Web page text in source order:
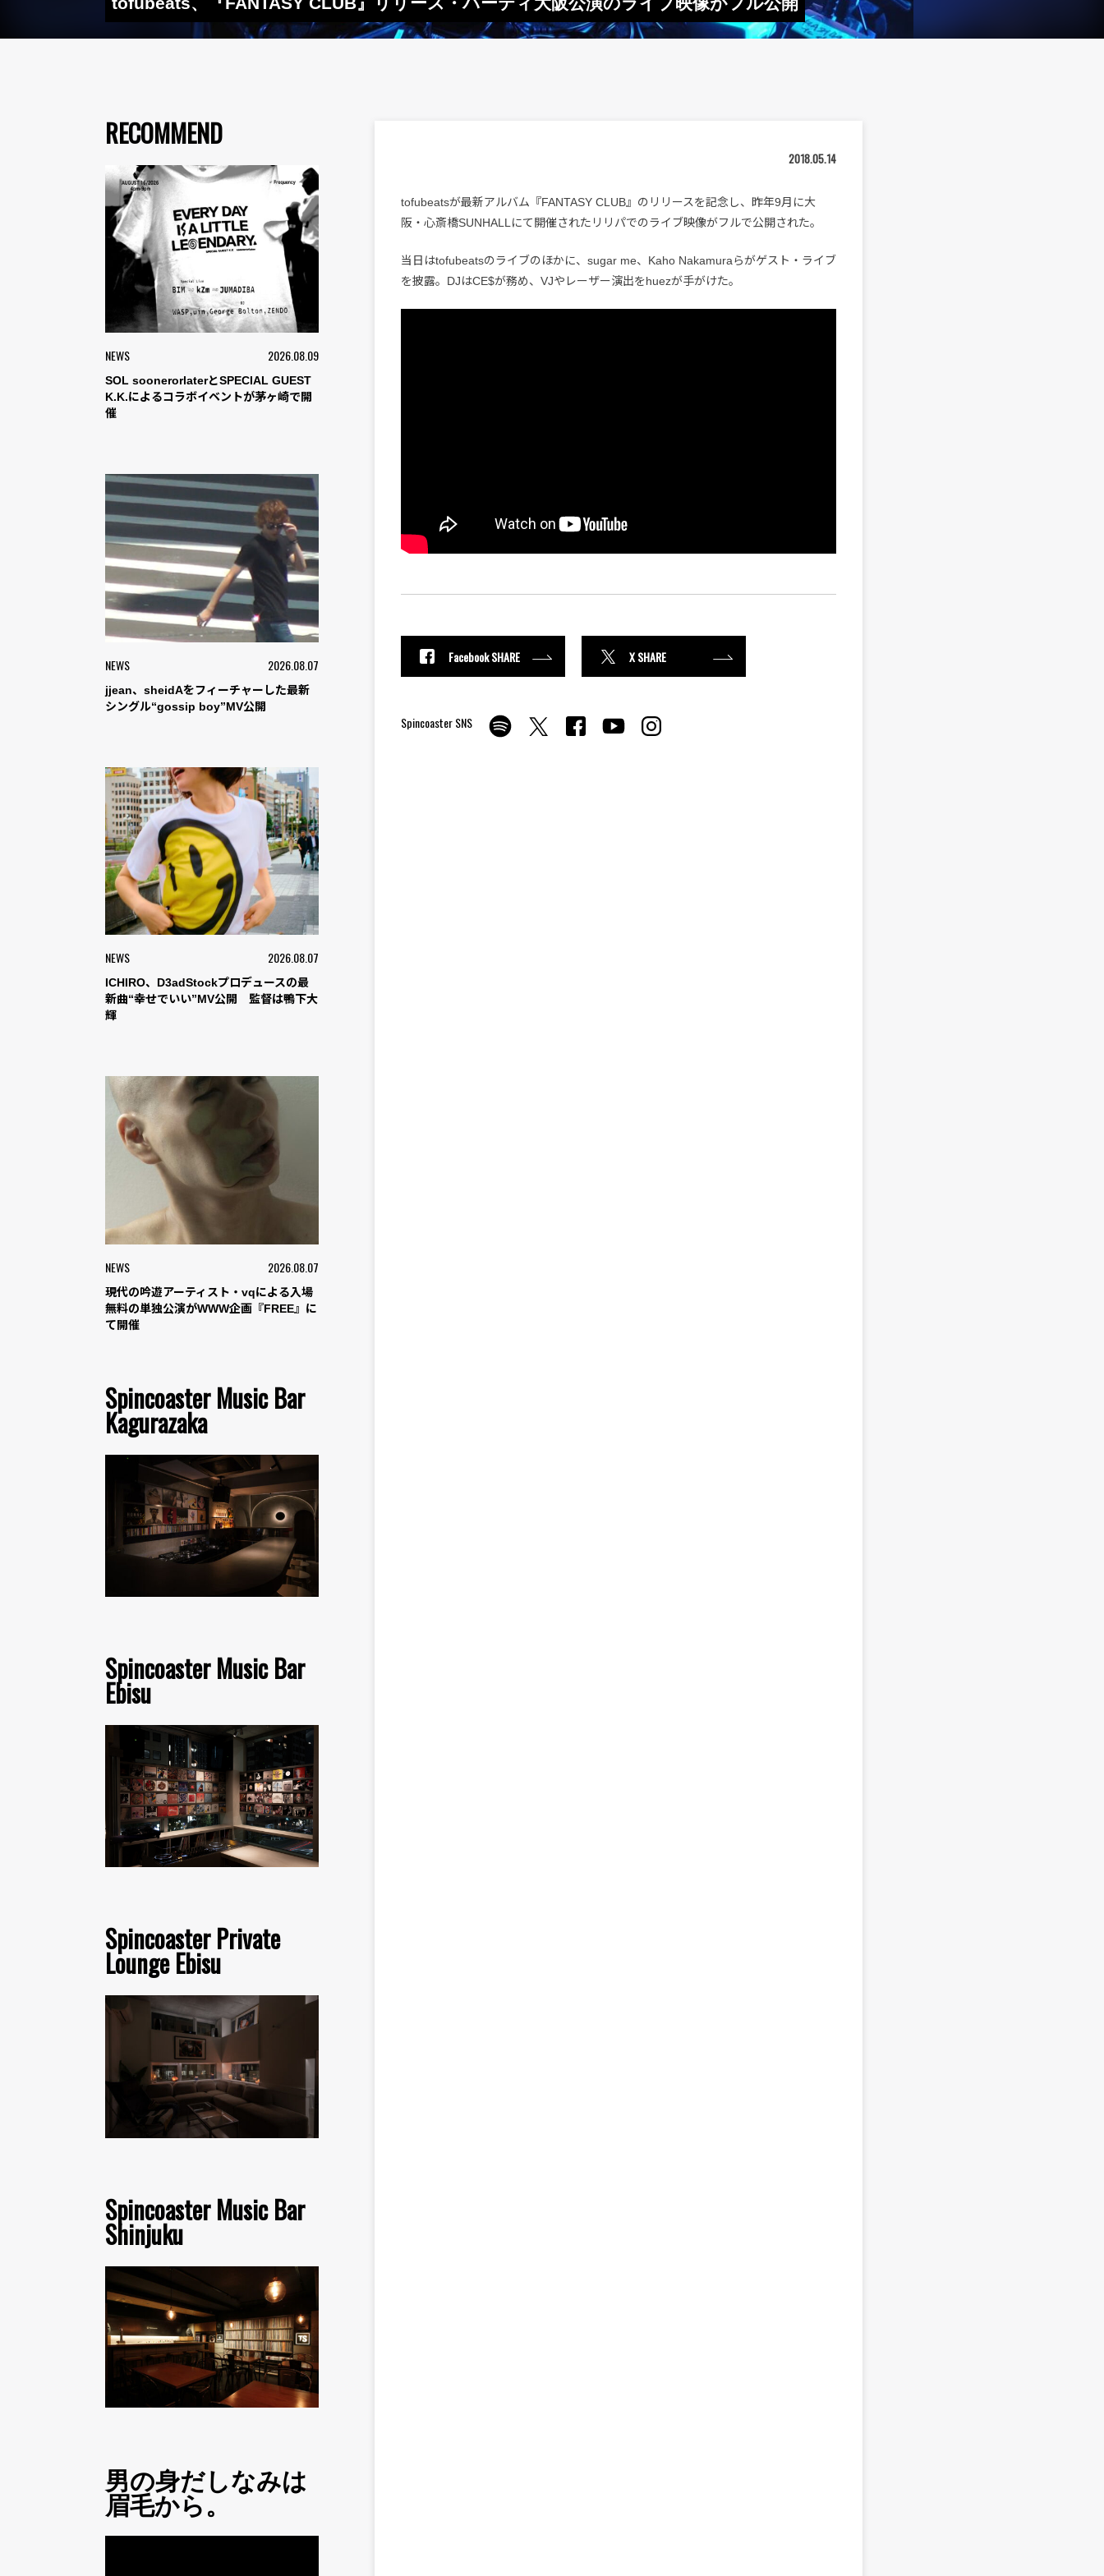
RECOMMEND
NEWS 2026.08.09
SOL soonerorlaterとSPECIAL GUEST
K.K.によるコラボイベントが茅ヶ崎で開
催
NEWS 2026.08.07
jjean、sheidAをフィーチャーした最新
シングル“gossip boy”MV公開
NEWS 2026.08.07
ICHIRO、D3adStockプロデュースの最
新曲“幸せでいい”MV公開 監督は鴨下大
輝
NEWS 2026.08.07
現代の吟遊アーティスト・vqによる入場
無料の単独公演がWWW企画『FREE』に
て開催
Spincoaster Music Bar
Kagurazaka
Spincoaster Music Bar
Ebisu
Spincoaster Private
Lounge Ebisu
Spincoaster Music Bar
Shinjuku
男の身だしなみは
眉毛から。
2018.05.14
tofubeatsが最新アルバム『FANTASY CLUB』のリリースを記念し、昨年9月に大
阪・心斎橋SUNHALLにて開催されたリリパでのライブ映像がフルで公開された。
当日はtofubeatsのライブのほかに、sugar me、Kaho Nakamuraらがゲスト・ライブ
を披露。DJはCE$が務め、VJやレーザー演出をhuezが手がけた。
Facebook SHARE X SHARE
Spincoaster SNS